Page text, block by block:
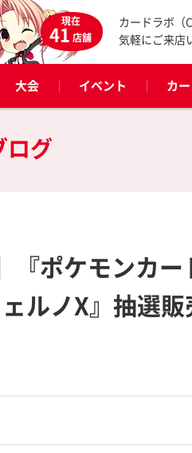
現在
41店舗
カードラボ（
気軽にご来店
大会 イベント カ
ログ
『ポケモンカ
ルノX』抽選